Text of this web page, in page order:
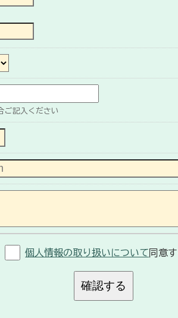
ご記入ください
個人情報の取り扱いについて 同意
確認する